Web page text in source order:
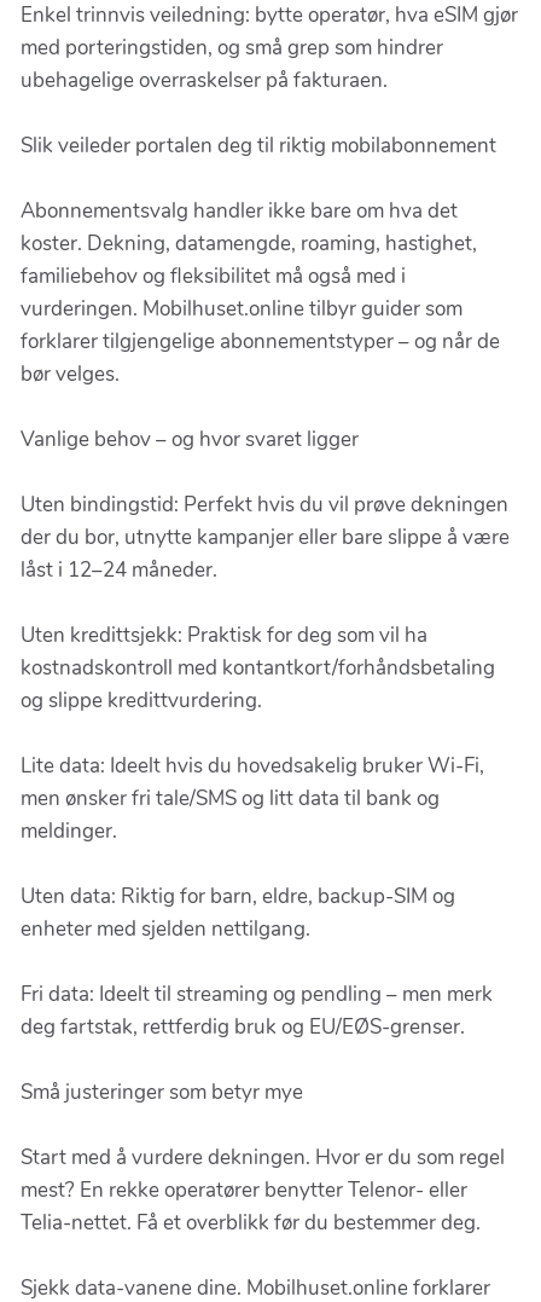
Enkel trinnvis veiledning: bytte operatør, hva eSIM gjør
med porteringstiden, og små grep som hindrer
ubehagelige overraskelser på fakturaen.
Slik veileder portalen deg til riktig mobilabonnement
Abonnementsvalg handler ikke bare om hva det
koster. Dekning, datamengde, roaming, hastighet,
familiebehov og fleksibilitet må også med i
vurderingen. Mobilhuset.online tilbyr guider som
forklarer tilgjengelige abonnementstyper – og når de
bør velges.
Vanlige behov – og hvor svaret ligger
Uten bindingstid: Perfekt hvis du vil prøve dekningen
der du bor, utnytte kampanjer eller bare slippe å være
låst i 12–24 måneder.
Uten kredittsjekk: Praktisk for deg som vil ha
kostnadskontroll med kontantkort/forhåndsbetaling
og slippe kredittvurdering.
Lite data: Ideelt hvis du hovedsakelig bruker Wi-Fi,
men ønsker fri tale/SMS og litt data til bank og
meldinger.
Uten data: Riktig for barn, eldre, backup-SIM og
enheter med sjelden nettilgang.
Fri data: Ideelt til streaming og pendling – men merk
deg fartstak, rettferdig bruk og EU/EØS-grenser.
Små justeringer som betyr mye
Start med å vurdere dekningen. Hvor er du som regel
mest? En rekke operatører benytter Telenor- eller
Telia-nettet. Få et overblikk før du bestemmer deg.
Sjekk data-vanene dine. Mobilhuset.online forklarer